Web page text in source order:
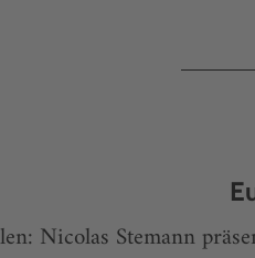
Nicolas Stemann